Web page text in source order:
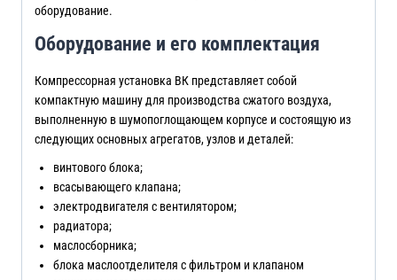
оборудование.
Оборудование и его комплектация
Компрессорная установка ВК представляет собой
компактную машину для производства сжатого воздуха,
выполненную в шумопоглощающем корпусе и состоящую из
следующих основных агрегатов, узлов и деталей:
винтового блока;
всасывающего клапана;
электродвигателя с вентилятором;
радиатора;
маслосборника;
блока маслоотделителя с фильтром и клапаном